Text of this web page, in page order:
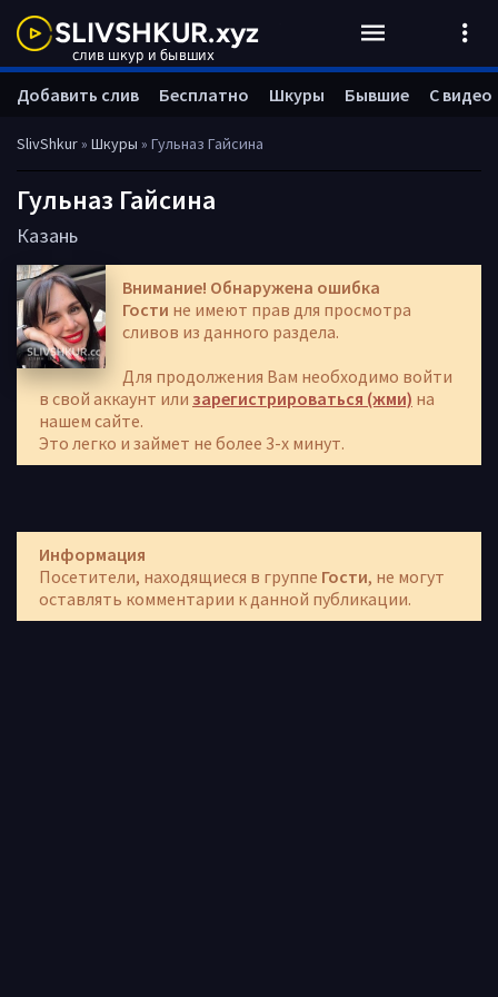
SlivShkur» Шкуры » Гульназ Гайсина
Гульназ Гайсина
Казань
Внимание! Обнаружена ошибка
Гости не имеют прав для просмотра
сливов из данного раздела.
Для продолжения Вам необходимо войти
в свой аккаунт или зарегистрироваться (жми) на
нашем сайте.
Это легко и займет не более 3-х минут.
Информация
Посетители, находящиеся в группе Гости, не могут
оставлять комментарии к данной публикации.
Добавить слив Бесплатно Шкуры Бывшие С видео